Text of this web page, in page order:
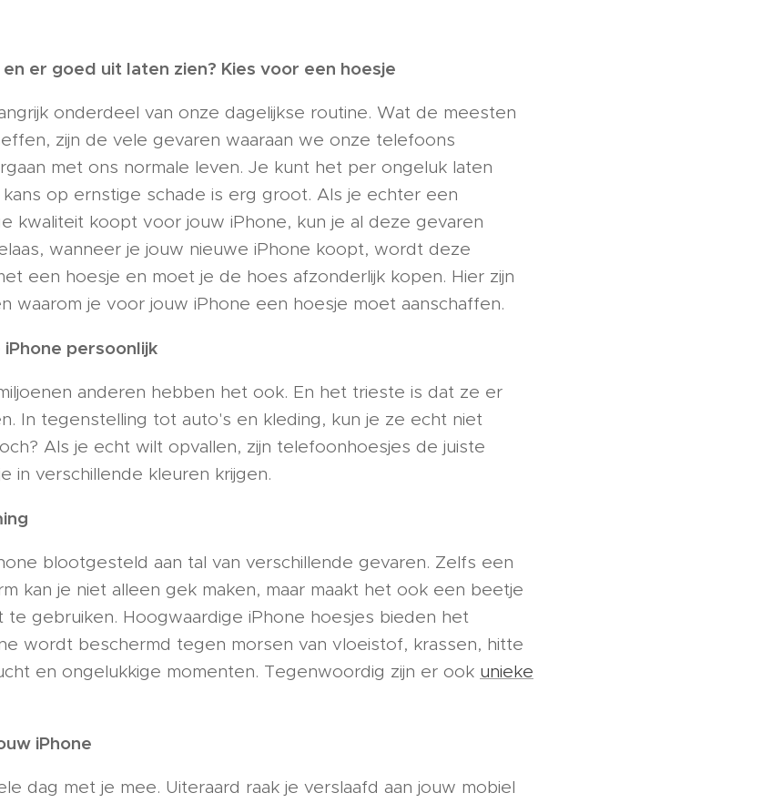
er goed uit laten zien? Kies voor een hoesje
onderdeel van onze dagelijkse routine. Wat de meesten
zijn de vele gevaren waaraan we onze telefoons
met ons normale leven. Je kunt het per ongeluk laten
op ernstige schade is erg groot. Als je echter een
kwaliteit koopt voor jouw iPhone, kun je al deze gevaren
wanneer je jouw nieuwe iPhone koopt, wordt deze
een hoesje en moet je de hoes afzonderlijk kopen. Hier zijn
waarom je voor jouw iPhone een hoesje moet aanschaffen.
persoonlijk
anderen hebben het ook. En het trieste is dat ze er
In tegenstelling tot auto's en kleding, kun je ze echt niet
Als je echt wilt opvallen, zijn telefoonhoesjes de juiste
in verschillende kleuren krijgen.
blootgesteld aan tal van verschillende gevaren. Zelfs een
kan je niet alleen gek maken, maar maakt het ook een beetje
te gebruiken. Hoogwaardige iPhone hoesjes bieden het
wordt beschermd tegen morsen van vloeistof, krassen, hitte
en ongelukkige momenten. Tegenwoordig zijn er ook unieke
iPhone
dag met je mee. Uiteraard raak je verslaafd aan jouw mobiel